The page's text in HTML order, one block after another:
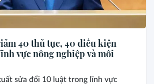
40 thủ tục, 40 điều kiện
vực nông nghiệp và môi
sửa đổi 10 luật trong lĩnh vực